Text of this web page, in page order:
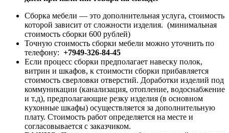
Сборка мебели — это дополнительная услуга, стоимость
которой зависит от сложности изделия. (минимальная
стоимость сборки 600 рублей)
Точную стоимость сборки мебели можно уточнить по
телефону: +7949-326-84-45
Если процесс сборки предполагает навеску полок,
витрин и шкафов, к стоимости сборки прибавляется
стоимость сверловки отверстий. Доработки изделий под
коммуникации (канализация, отопление, водоснабжение
и т.д), предполагающие резку изделия (в основном
кухонные шкафы) осуществляется за дополнительную
плату. Стоимость работ определяется на месте и
согласовывается с заказчиком.